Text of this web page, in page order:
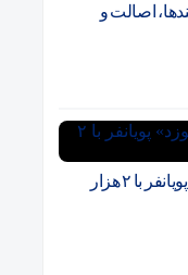
اصالت و
همخوانی سرود «خورشید نمی‌سوزد» پویانفر با ۲ هزار